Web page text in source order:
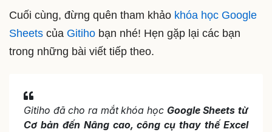
Cuối cùng, đừng quên tham khảo khóa học Google
Sheets của Gitiho bạn nhé! Hẹn gặp lại các bạn
trong những bài viết tiếp theo.
Gitiho đã cho ra mắt khóa học Google Sheets từ
Cơ bản đến Nâng cao, công cụ thay thế Excel